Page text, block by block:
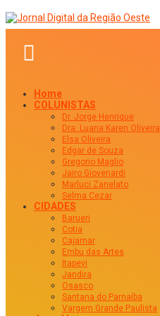
Home
COLUNISTAS
Dr. Jorge Henrique
Dra. Luana Karen Oliveira
Elsa Oliveira
Edgar de Souza
Gregorio Maglio
Jairo Giovenardi
Marluci Zanelato
Selma Cezar
CIDADES
Barueri
Cotia
Cajamar
Embu das Artes
Itapevi
Jandira
Osasco
Santana do Parnaíba
Vargem Grande Paulista